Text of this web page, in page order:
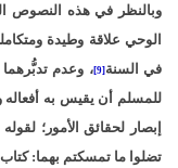
وبالنظر في هذه النصوص
الوحي علاقة وطيدة
في السنة[9]
، وعدم تدبُّرهما
للمسلم أن يقيس به أفعاله
إبصار لحقائق الأمور؛
تضلوا ما تمسكتم بهما: